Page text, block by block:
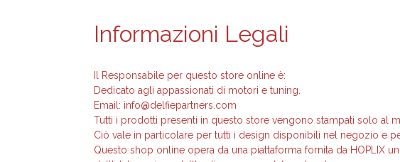
Informazioni Legali
Il Responsabile per questo store online è:
Dedicato agli appassionati di motori e tuning.
Email: info@delfiepartners.com
Tutti i prodotti presenti in questo store vengono stampati solo al
Ciò vale in particolare per tutti i design disponibili nel negozio e
Questo shop online opera da una piattaforma fornita da HOPLIX